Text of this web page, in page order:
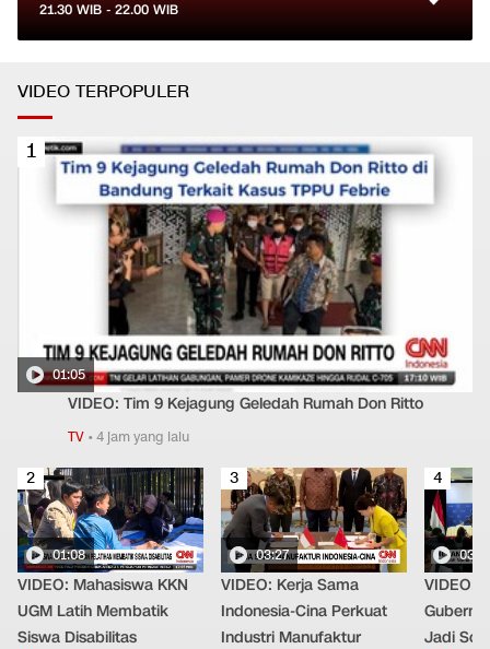
21.30 WIB - 22.00 WIB
VIDEO TERPOPULER
1
01:05
VIDEO: Tim 9 Kejagung Geledah Rumah Don Ritto
TV•4 jam yang lalu
2
01:08
VIDEO: Mahasiswa KKN
UGM Latih Membatik
Siswa Disabilitas
3
03:27
VIDEO: Kerja Sama
Indonesia-Cina Perkuat
Industri Manufaktur
4
VIDEO:
Jadi